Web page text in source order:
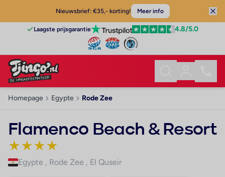
Nieuwsbrief: €35,- korting! Meer info
Laagste prijsgarantie 4.8/5.0
Homepage Egypte Rode Zee
Flamenco Beach & Resort
★★★★
Egypte , Rode Zee , El Quseir